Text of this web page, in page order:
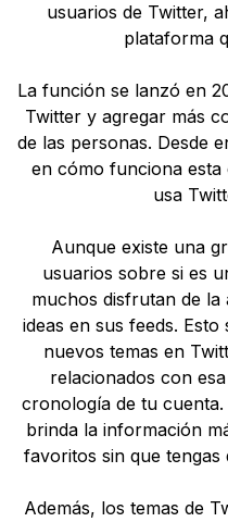
usuarios de Twitter,
plataforma
La función se lanzó en
Twitter y agregar más
de las personas. Desde
en cómo funciona
usa
Aunque existe una
usuarios sobre si es
muchos disfrutan de
ideas en sus feeds.
nuevos temas en
relacionados con
cronología de tu
brinda la información
favoritos sin que
Además, los temas de